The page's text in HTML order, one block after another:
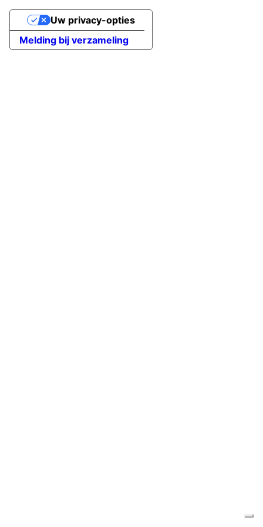
Melding bij verzameling
Uw privacy-opties